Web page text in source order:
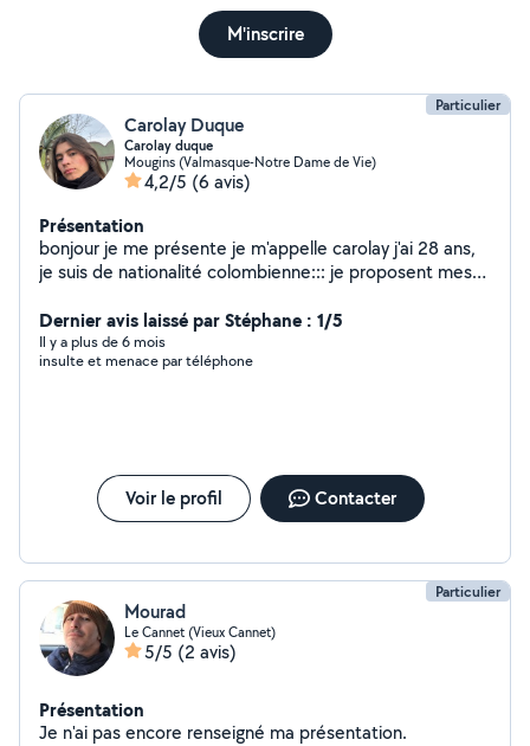
M'inscrire
Particulier
Carolay Duque
Carolay duque
Mougins (Valmasque-Notre Dame de Vie)
4,2/5 (6 avis)
Présentation
bonjour je me présente je m'appelle carolay j'ai 28 ans,
je suis de nationalité colombienne::: je proposent mes
sérieuse motivée et discrète a l'entretien de votre
maison
Dernier avis laissé par Stéphane : 1/5
Il y a plus de 6 mois
insulte et menace par téléphone
Voir le profil Contacter
Particulier
Mourad
Le Cannet (Vieux Cannet)
5/5 (2 avis)
Présentation
Je n'ai pas encore renseigné ma présentation.